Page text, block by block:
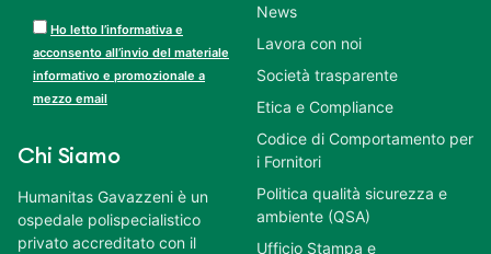
Ho letto l’informativa e
acconsento all’invio del materiale
informativo e promozionale a
mezzo email
Chi Siamo
Humanitas Gavazzeni è un
ospedale polispecialistico
privato accreditato con il
News
Lavora con noi
Società trasparente
Etica e Compliance
Codice di Comportamento per
i Fornitori
Politica qualità sicurezza e
ambiente (QSA)
Ufficio Stampa e